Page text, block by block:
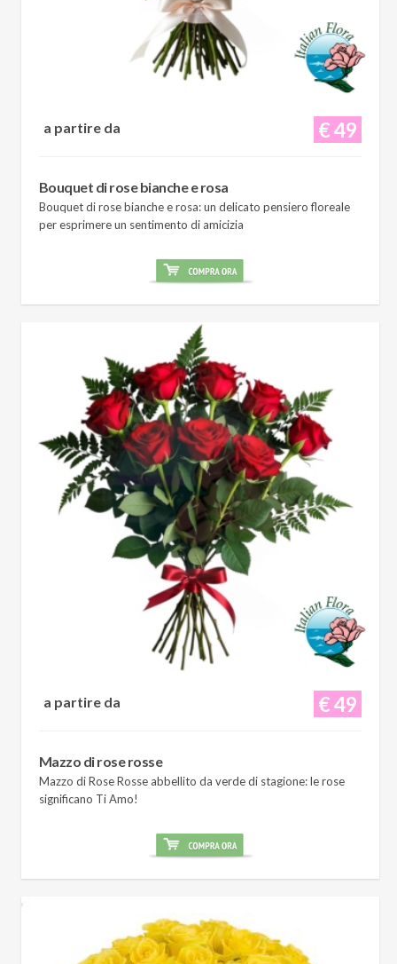
€ 49
a partire da
Bouquet di rose bianche e rosa
Bouquet di rose bianche e rosa: un delicato pensiero floreale
per esprimere un sentimento di amicizia
€ 49
a partire da
Mazzo di rose rosse
Mazzo di Rose Rosse abbellito da verde di stagione: le rose
significano Ti Amo!